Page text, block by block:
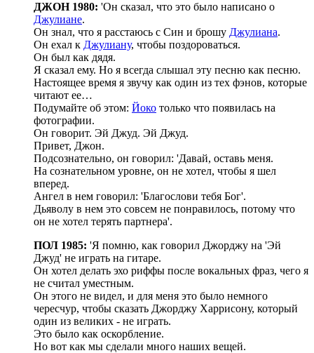
ДЖОН 1980: 'Он сказал, что это было написано о
Джулиане.
Он знал, что я расстаюсь с Син и брошу Джулиана.
Он ехал к Джулиану, чтобы поздороваться.
Он был как дядя.
Я сказал ему. Но я всегда слышал эту песню как песню.
Настоящее время я звучу как один из тех фэнов, которые
читают ее…
Подумайте об этом: Йоко только что появилась на
фотографии.
Он говорит. Эй Джуд. Эй Джуд.
Привет, Джон.
Подсознательно, он говорил: 'Давай, оставь меня.
На сознательном уровне, он не хотел, чтобы я шел
вперед.
Ангел в нем говорил: 'Благослови тебя Бог'.
Дьяволу в нем это совсем не понравилось, потому что
он не хотел терять партнера'.
ПОЛ 1985: 'Я помню, как говорил Джорджу на 'Эй
Джуд' не играть на гитаре.
Он хотел делать эхо риффы после вокальных фраз, чего я
не считал уместным.
Он этого не видел, и для меня это было немного
чересчур, чтобы сказать Джорджу Харрисону, который
один из великих - не играть.
Это было как оскорбление.
Но вот как мы сделали много наших вещей.